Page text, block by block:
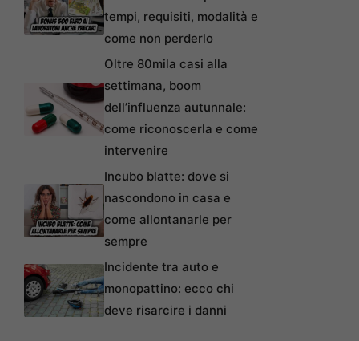
tempi, requisiti, modalità e
come non perderlo
Oltre 80mila casi alla
settimana, boom
dell’influenza autunnale:
come riconoscerla e come
intervenire
Incubo blatte: dove si
nascondono in casa e
come allontanarle per
sempre
Incidente tra auto e
monopattino: ecco chi
deve risarcire i danni